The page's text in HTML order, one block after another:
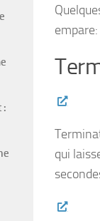
empare:
qui
: